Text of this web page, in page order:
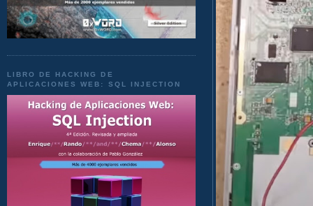
LIBRO DE HACKING DE
APLICACIONES WEB: SQL INJECTION